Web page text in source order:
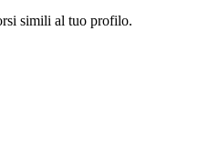
simili al tuo profilo.